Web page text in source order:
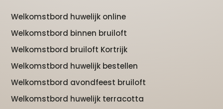
Welkomstbord huwelijk online
Welkomstbord binnen bruiloft
Welkomstbord bruiloft Kortrijk
Welkomstbord huwelijk bestellen
Welkomstbord avondfeest bruiloft
Welkomstbord huwelijk terracotta